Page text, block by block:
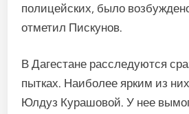
полицейских, было
отметил Пискунов.
В Дагестане расследуются
пытках. Наиболее ярким из
Юлдуз Курашовой. У нее